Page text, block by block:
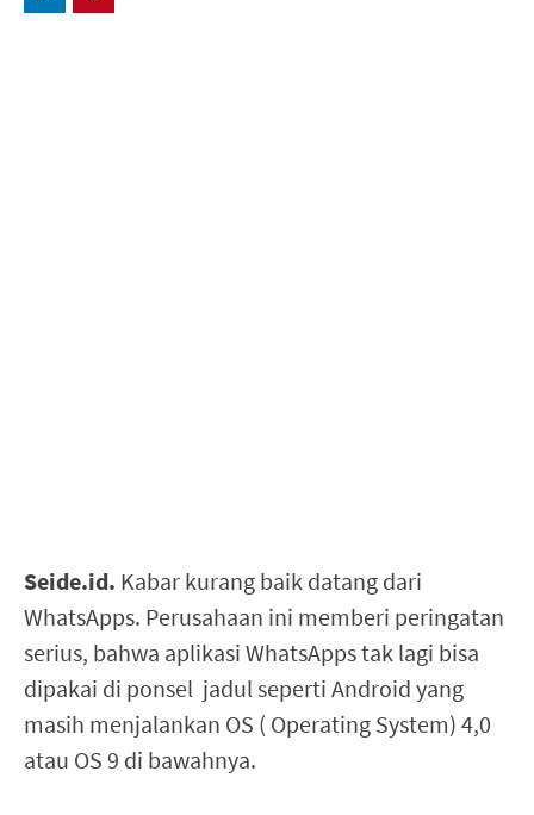
Seide.id. Kabar kurang baik datang dari
WhatsApps. Perusahaan ini memberi peringatan
serius, bahwa aplikasi WhatsApps tak lagi bisa
dipakai di ponsel jadul seperti Android yang
masih menjalankan OS ( Operating System) 4,0
atau OS 9 di bawahnya.